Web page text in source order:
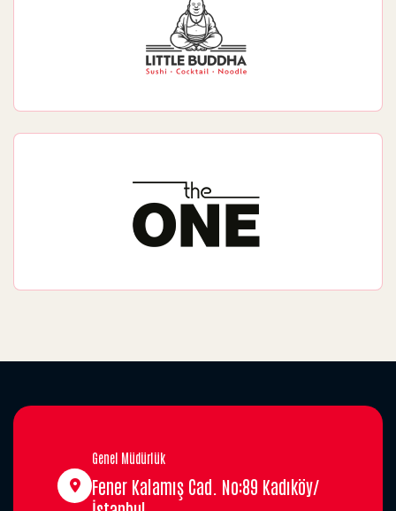
Genel Müdürlük
Fener Kalamış Cad. No:89 Kadıköy/